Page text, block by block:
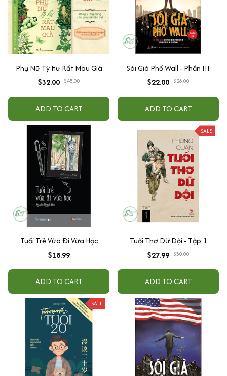
Phụ Nữ Tỳ Hư Rất Mau Già
$32.00 $45.00
ADD TO CART
Sói Già Phố Wall - Phần III
$22.00 $26.00
ADD TO CART
Tuổi Trẻ Vừa Đi Vừa Học
$18.99
ADD TO CART
SALE
Tuổi Thơ Dữ Dội - Tập 1
$27.99 $30.00
ADD TO CART
SALE